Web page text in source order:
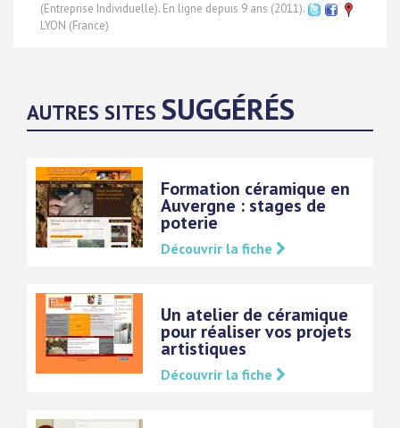
(Entreprise Individuelle). En ligne depuis 9 ans (2011).
LYON (France)
AUTRES SITES SUGGÉRÉS
Formation céramique en
Auvergne : stages de
poterie
Découvrir la fiche
Un atelier de céramique
pour réaliser vos projets
artistiques
Découvrir la fiche